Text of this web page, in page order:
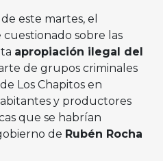
este martes, el
sobre las
apropiación ilegal del
de grupos criminales
Los Chapitos en
y productores
que se habrían
de Rubén Rocha